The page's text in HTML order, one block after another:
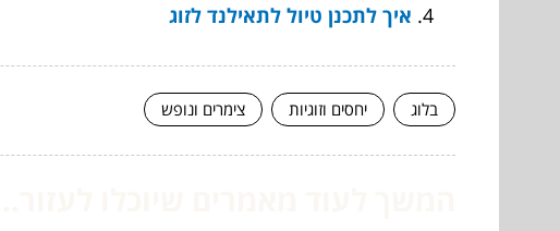
איך לתכנן טיול לתאילנד לזוג
בלוג יחסים וזוגיות צימרים ונופש